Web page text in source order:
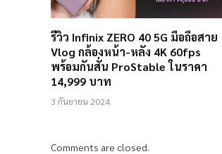
รีวิว Infinix ZERO 40 5G มือถือสาย
Vlog กล้องหน้า-หลัง 4K 60fps
พร้อมกันสั่น ProStable ในราคา
14,999 บาท
3 กันยายน 2024
Comments are closed.